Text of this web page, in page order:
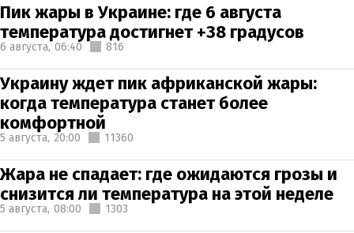
Пик жары в Украине: где 6 августа
температура достигнет +38 градусов
6 августа, 06:40 816
Украину ждет пик африканской жары:
когда температура станет более
комфортной
5 августа, 20:00 11360
Жара не спадает: где ожидаются грозы и
снизится ли температура на этой неделе
5 августа, 08:00 1303